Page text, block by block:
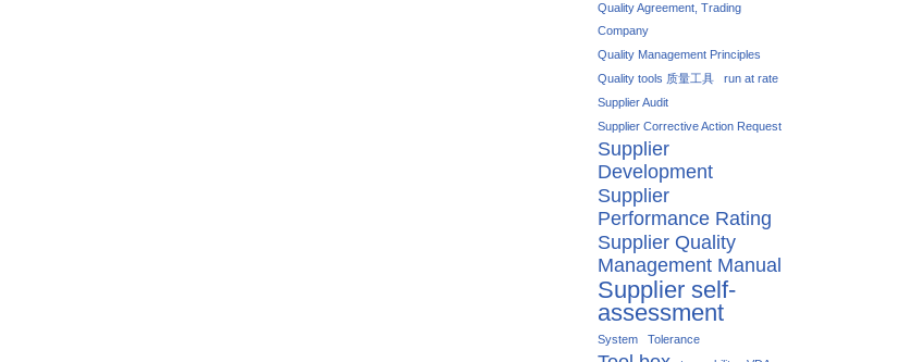
Quality Agreement, Trading
Company
Quality Management Principles
Quality tools 质量工具
run at rate
Supplier Audit
Supplier Corrective Action Request
Supplier
Development
Supplier
Performance Rating
Supplier Quality
Management Manual
Supplier self-
assessment
System Tolerance